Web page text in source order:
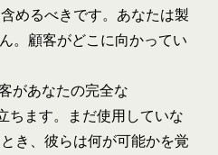
めるべきです。あなたは製
。顧客がどこに向かってい
があなたの完全な
ちます。まだ使用していな
き、彼らは何が可能かを覚